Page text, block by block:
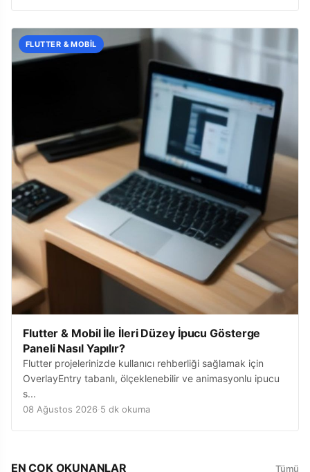
FLUTTER & MOBIL
Flutter & Mobil İle İleri Düzey İpucu Gösterge
Paneli Nasıl Yapılır?
Flutter projelerinizde kullanıcı rehberliği sağlamak için
OverlayEntry tabanlı, ölçeklenebilir ve animasyonlu ipucu
s...
08 Ağustos 2026 5 dk okuma
EN ÇOK OKUNANLAR Tümü